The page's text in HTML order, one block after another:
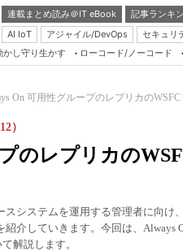
連載まとめ読み＠IT eBook 記事ランキ
AI IoT アジャイル/DevOps セキュリ
かし守り生かす ローコード/ノーコード
On 可用性グループのレプリカのWSFC
のレプリカの
）
スシステムを運用する管理者に向け
介していきます。今回は、Always
解説します。